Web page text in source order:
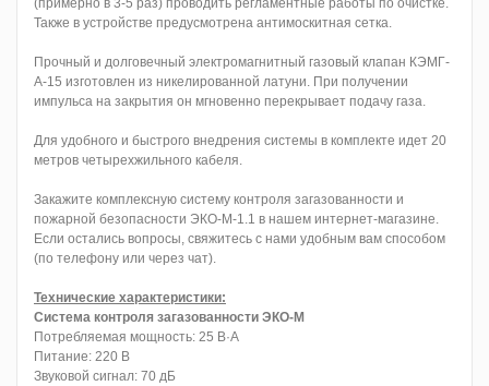
(примерно в 3-5 раз) проводить регламентные работы по очистке.
Также в устройстве предусмотрена антимоскитная сетка.
Прочный и долговечный электромагнитный газовый клапан КЭМГ-
А-15 изготовлен из никелированной латуни. При получении
импульса на закрытия он мгновенно перекрывает подачу газа.
Для удобного и быстрого внедрения системы в комплекте идет 20
метров четырехжильного кабеля.
Закажите комплексную систему контроля загазованности и
пожарной безопасности ЭКО-M-1.1 в нашем интернет-магазине.
Если остались вопросы, свяжитесь с нами удобным вам способом
(по телефону или через чат).
Технические характеристики:
Система контроля загазованности ЭКО-М
Потребляемая мощность: 25 В·А
Питание: 220 В
Звуковой сигнал: 70 дБ